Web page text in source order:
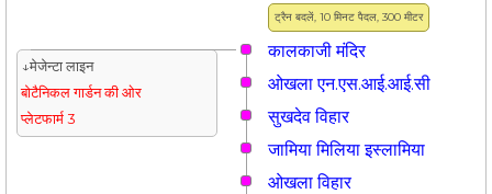
ट्रैन बदलें, 10 मिनट पैदल, 300 मीटर
कालकाजी मंदिर
↓मेजेन्टा लाइन
बोटैनिकल गार्डन की ओर
प्लेटफार्म 3
ओखला एन.एस.आई.आई.सी
सुखदेव विहार
जामिया मिलिया इस्लामिया
ओखला विहार